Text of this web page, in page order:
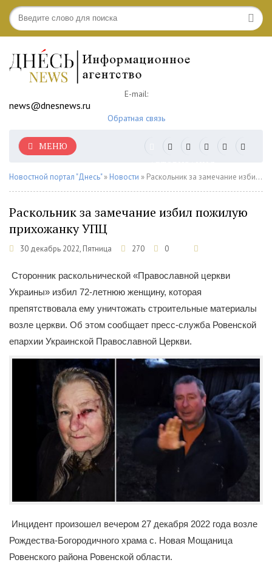
E-mail:
news@dnesnews.ru
Обратная связь
МЕНЮ
Новостной портал "Днесь"» Новости » Раскольник за замечание избил пожилую прихожанку УПЦ
Раскольник за замечание избил пожилую
прихожанку УПЦ
30 декабрь 2022, Пятница 270 0
Сторонник раскольнической «Православной церкви
Украины» избил 72-летнюю женщину, которая
препятствовала ему уничтожать строительные материалы
возле церкви. Об этом сообщает пресс-служба Ровенской
епархии Украинской Православной Церкви.
Инцидент произошел вечером 27 декабря 2022 года возле
Рождества-Богородичного храма с. Новая Мощаница
Ровенского района Ровенской области.